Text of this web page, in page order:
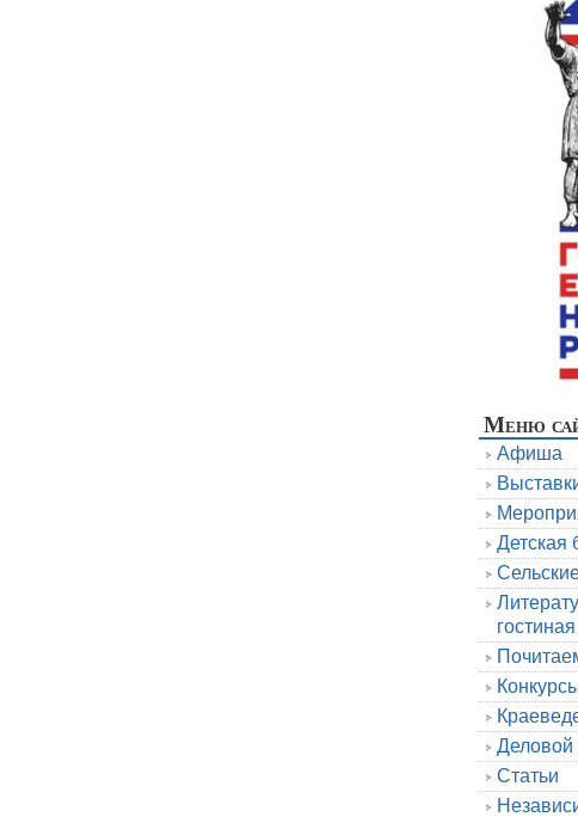
Меню
Афиша
Детская
Статьи